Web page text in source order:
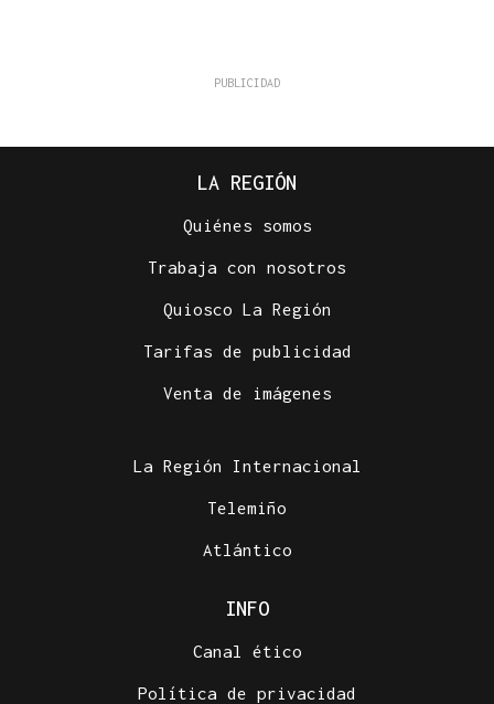
LA REGIÓN
Quiénes somos
Trabaja con nosotros
Quiosco La Región
Tarifas de publicidad
Venta de imágenes
La Región Internacional
Telemiño
Atlántico
INFO
Canal ético
Política de privacidad